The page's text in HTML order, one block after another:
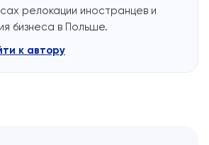
релокации иностранцев и
бизнеса в Польше.
к автору